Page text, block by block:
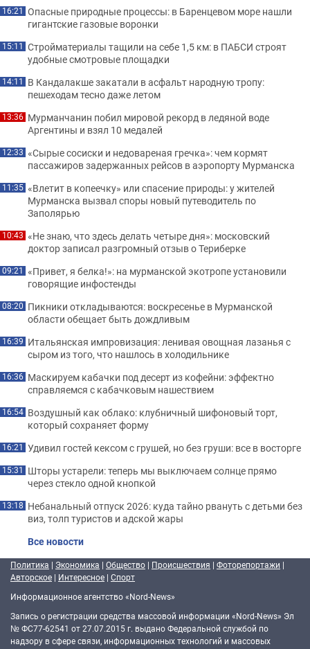
16:21 Опасные природные процессы: в Баренцевом море нашли
гигантские газовые воронки
15:11 Стройматериалы тащили на себе 1,5 км: в ПАБСИ строят
удобные смотровые площадки
14:11 В Кандалакше закатали в асфальт народную тропу:
пешеходам тесно даже летом
13:36 Мурманчанин побил мировой рекорд в ледяной воде
Аргентины и взял 10 медалей
12:33 «Сырые сосиски и недовареная гречка»: чем кормят
пассажиров задержанных рейсов в аэропорту Мурманска
11:35 «Влетит в копеечку» или спасение природы: у жителей
Мурманска вызвал споры новый путеводитель по
Заполярью
10:43 «Не знаю, что здесь делать четыре дня»: московский
доктор записал разгромный отзыв о Териберке
09:21 «Привет, я белка!»: на мурманской экотропе установили
говорящие инфостенды
08:20 Пикники откладываются: воскресенье в Мурманской
области обещает быть дождливым
16:39 Итальянская импровизация: ленивая овощная лазанья с
сыром из того, что нашлось в холодильнике
16:36 Маскируем кабачки под десерт из кофейни: эффектно
справляемся с кабачковым нашествием
16:54 Воздушный как облако: клубничный шифоновый торт,
который сохраняет форму
16:21 Удивил гостей кексом с грушей, но без груши: все в восторге
15:31 Шторы устарели: теперь мы выключаем солнце прямо
через стекло одной кнопкой
13:18 Небанальный отпуск 2026: куда тайно рвануть с детьми без
виз, толп туристов и адской жары
Все новости
Политика | Экономика | Общество | Происшествия | Фоторепортажи |
Авторское | Интересное | Спорт
Информационное агентство «Nord-News»
Запись о регистрации средства массовой информации «Nord-News» Эл
№ ФС77-62541 от 27.07.2015 г. выдано Федеральной службой по
надзору в сфере связи, информационных технологий и массовых